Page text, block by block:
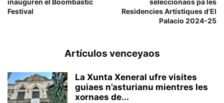
inauguren el Boombastic
Festival
seleccionaos pa les
Residencies Artístiques d’El
Palacio 2024-25
Artículos venceyaos
La Xunta Xeneral ufre visites
guiaes n’asturianu mientres les
xornaes de...